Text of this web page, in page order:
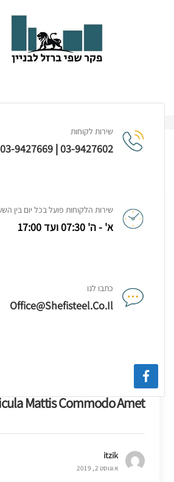
שירות לקוחות
03-9427602
|
03-9427669
שירות הלקוחות פועל בכל יום בין
א' - ה' 07:30 ועד 17:00
כתבו לנו
Office@shefisteel.co.il
Mattis Commodo Amet
itzik
אוגוסט 2, 2019